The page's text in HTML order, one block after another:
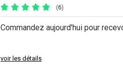
(6)
Commandez aujourd'hui pour
voir les détails